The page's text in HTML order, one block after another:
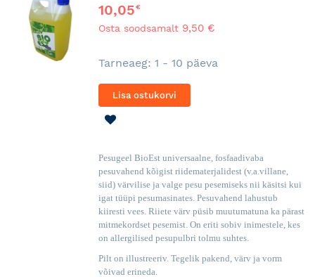
10,05€
Osta soodsamalt 9,50 €
Tarneaeg: 1 - 10 päeva
Lisa ostukorvi
Pesugeel BioEst universaalne, fosfaadivaba
pesuvahend kõigist riidematerjalidest (v.a.villane,
siid) värvilise ja valge pesu pesemiseks nii käsitsi kui
igat tüüpi pesumasinates. Pesuvahend lahustub
kiiresti vees. Riiete värv püsib muutumatuna ka pärast
mitmekordset pesemist. On eriti sobiv inimestele, kes
on allergilised pesupulbri tolmu suhtes.
Pilt on illustreeriv. Tegelik pakend, värv ja vorm
võivad erineda.